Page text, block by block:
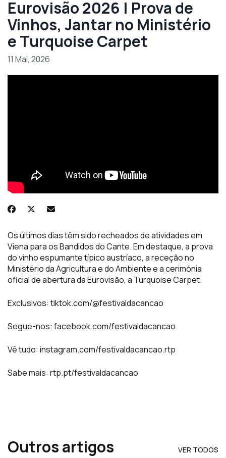
Eurovisão 2026 | Prova de
Vinhos, Jantar no Ministério
e Turquoise Carpet
11 Mai, 2026
Os últimos dias têm sido recheados de atividades em
Viena para os Bandidos do Cante. Em destaque, a prova
do vinho espumante típico austríaco, a receção no
Ministério da Agricultura e do Ambiente e a cerimónia
oficial de abertura da Eurovisão, a Turquoise Carpet.
Exclusivos: tiktok.com/@festivaldacancao
Segue-nos: facebook.com/festivaldacancao
Vê tudo: instagram.com/festivaldacancao.rtp
Sabe mais: rtp.pt/festivaldacancao
Outros artigos VER TODOS